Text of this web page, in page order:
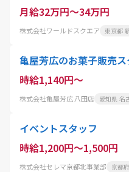
月給32万円～34万円
株式会社ワールドスクエア 東京都
亀屋芳広のお菓子販売ス
時給1,140円～
株式会社亀屋芳広 八田店 愛知県 名
イベントスタッフ
時給1,200円～1,500円
株式会社セレマ京都北事業部 京都